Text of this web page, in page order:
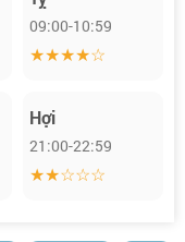
09:00-10:59
★★★★☆
Hợi
21:00-22:59
★★☆☆☆